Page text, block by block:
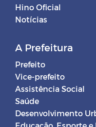
Hino Oficial
Notícias
A Prefeitura
Prefeito
Vice-prefeito
Assistência Social
Saúde
Desenvolvimento
Educação, Esporte e